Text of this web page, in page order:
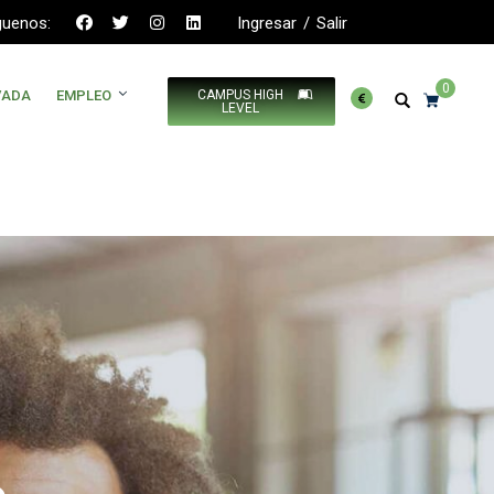
Ingresar / Salir
EMPLEO
CAMPUS HIGH
LEVEL
0